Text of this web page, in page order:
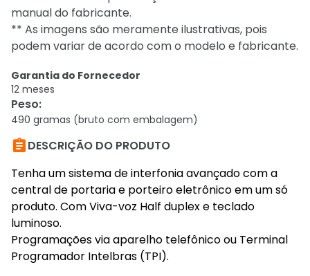
manual do fabricante.
** As imagens são meramente ilustrativas, pois
podem variar de acordo com o modelo e fabricante.
Garantia do Fornecedor
12 meses
Peso:
490 gramas (bruto com embalagem)
DESCRIÇÃO DO PRODUTO
Tenha um sistema de interfonia avançado com a
central de portaria e porteiro eletrônico em um só
produto. Com Viva-voz Half duplex e teclado
luminoso.
Programações via aparelho telefônico ou Terminal
Programador Intelbras (TPI).